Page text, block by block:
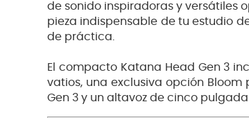
de sonido inspiradoras y versátiles
pieza indispensable de tu estudio
de práctica.
El compacto Katana Head Gen 3
vatios, una exclusiva opción
Gen 3 y un altavoz de cinco